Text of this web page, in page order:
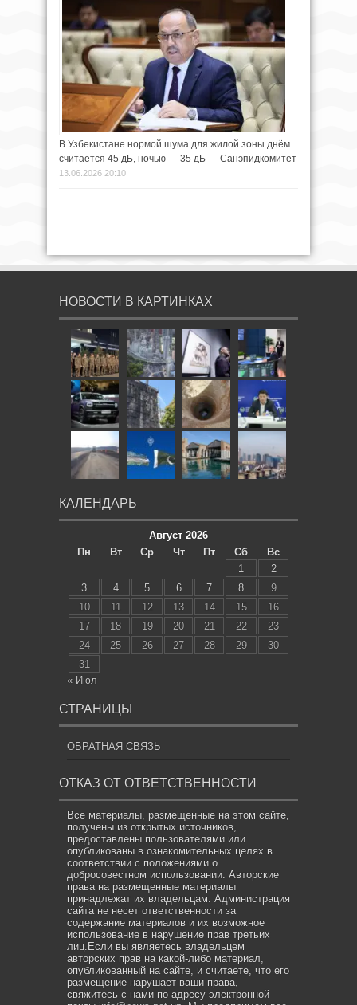
В Узбекистане нормой шума для жилой зоны днём
считается 45 дБ, ночью — 35 дБ — Санэпидкомитет
13.06.2026 20:10
НОВОСТИ В КАРТИНКАХ
КАЛЕНДАРЬ
Август 2026
Пн
Вт Ср Чт Пт Сб
Вс
1
2
3
4 5 6 7 8
9
10
11 12 13 14 15
16
17
18 19 20 21 22
23
24
25 26 27 28 29
30
31
« Июл
СТРАНИЦЫ
ОБРАТНАЯ СВЯЗЬ
ОТКАЗ ОТ ОТВЕТСТВЕННОСТИ
Все материалы, размещенные на этом сайте,
получены из открытых источников,
предоставлены пользователями или
опубликованы в ознакомительных целях в
соответствии с положениями о
добросовестном использовании. Авторские
права на размещенные материалы
принадлежат их владельцам. Администрация
сайта не несет ответственности за
содержание материалов и их возможное
использование в нарушение прав третьих
лиц.Если вы являетесь владельцем
авторских прав на какой-либо материал,
опубликованный на сайте, и считаете, что его
размещение нарушает ваши права,
свяжитесь с нами по адресу электронной